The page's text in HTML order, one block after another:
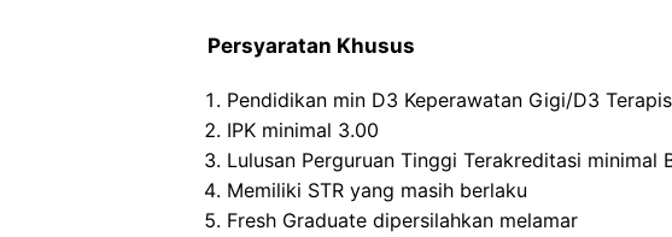
Persyaratan Khusus
Pendidikan min D3 Keperawatan Gigi/D3
IPK minimal 3.00
Lulusan Perguruan Tinggi Terakreditasi minimal
Memiliki STR yang masih berlaku
Fresh Graduate dipersilahkan melamar